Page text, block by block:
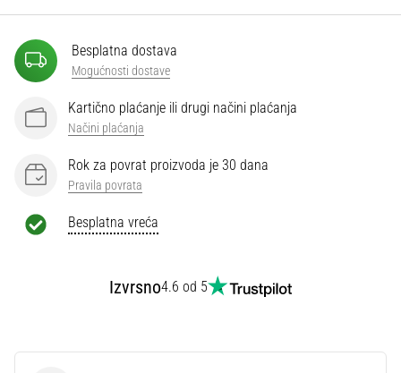
Besplatna dostava
Mogućnosti dostave
Kartično plaćanje ili drugi načini plaćanja
Načini plaćanja
Rok za povrat proizvoda je 30 dana
Pravila povrata
Besplatna vreća
Izvrsno4.6 od 5